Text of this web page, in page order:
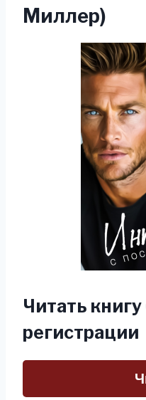
Миллер)
Читать книгу
регистрации